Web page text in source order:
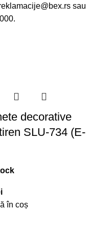
sau
decorative
SLU-734 (E-
în coș